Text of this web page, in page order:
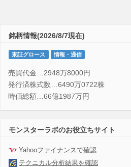
銘柄情報(2026/8/7現在)
東証グロース 情報・通信
売買代金…2948万8000円
発行済株式数…6490万0722株
時価総額…66億1987万円
モンスターラボのお役立ちサイト
Yahooファイナンスで確認
テクニカル分析結果を確認